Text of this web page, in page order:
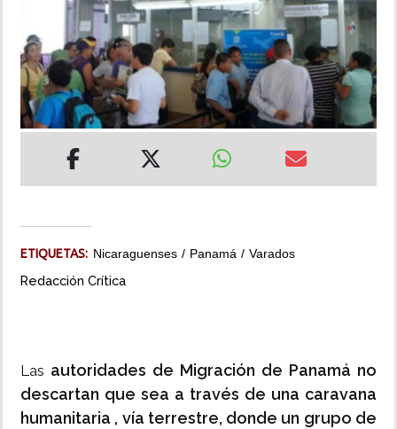
INSÓLITAS
MULTIMEDIA
IMPRESO
ETIQUETAS: Nicaraguenses Panamá Varados
Redacción Crítica
Las autoridades de Migración de Panamá no
descartan que sea a través de una caravana
humanitaria , vía terrestre, donde un grupo de